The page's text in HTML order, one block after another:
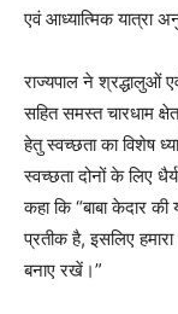
एवं आध्यात्मिक यात्रा
राज्यपाल ने श्रद्धालुओं
सहित समस्त चारधाम
हेतु स्वच्छता का विशेष
स्वच्छता दोनों के लिए
कहा कि “बाबा केदार
प्रतीक है, इसलिए
बनाए रखें।”